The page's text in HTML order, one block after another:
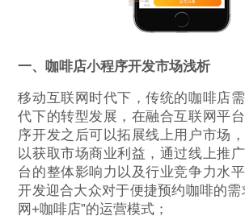
一、咖啡店小程序开发市场浅析
移动互联网时代下，传统的咖啡店
代下的转型发展，在融合互联网平
序开发之后可以拓展线上用户市场
以获取市场商业利益，通过线上推
台的整体影响力以及行业竞争力水
开发迎合大众对于便捷预约咖啡的需
网+咖啡店”的运营模式；